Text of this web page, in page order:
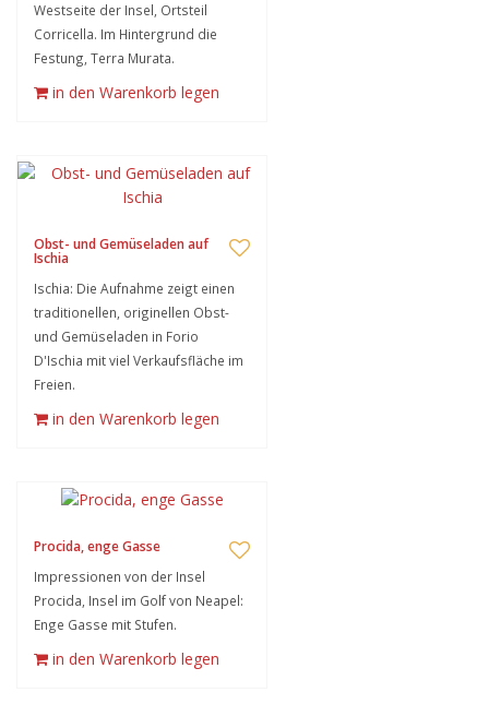
Westseite der Insel, Ortsteil
Corricella. Im Hintergrund die
Festung, Terra Murata.
in den Warenkorb legen
Obst- und Gemüseladen auf
Ischia
Ischia: Die Aufnahme zeigt einen
traditionellen, originellen Obst-
und Gemüseladen in Forio
D'Ischia mit viel Verkaufsfläche im
Freien.
in den Warenkorb legen
Procida, enge Gasse
Impressionen von der Insel
Procida, Insel im Golf von Neapel:
Enge Gasse mit Stufen.
in den Warenkorb legen